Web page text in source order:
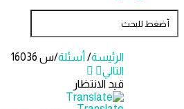
الرئيسة/ أسئلة/س 16036
التالي
قيد الانتظار
دليل